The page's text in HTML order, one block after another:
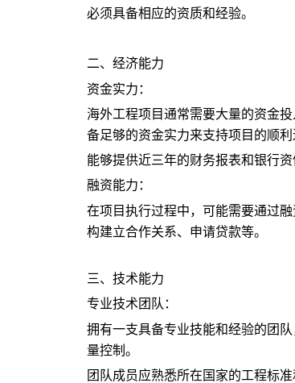
必须具备相应的资质和经验。
二、经济能力
资金实力：
海外工程项目通常需要大量的资金
备足够的资金实力来支持项目的顺利
能够提供近三年的财务报表和银行
融资能力：
在项目执行过程中，可能需要通过
构建立合作关系、申请贷款等。
三、技术能力
专业技术团队：
拥有一支具备专业技能和经验的团
量控制。
团队成员应熟悉所在国家的工程标